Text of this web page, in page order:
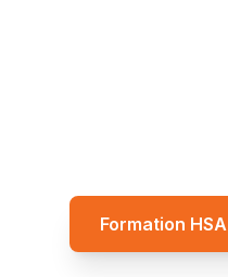
Formation HSA